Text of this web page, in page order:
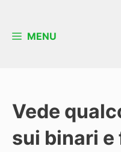
MENU
Vede
sui binari e